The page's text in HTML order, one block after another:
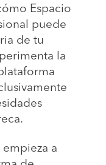
Espacio
puede
de tu
la
a